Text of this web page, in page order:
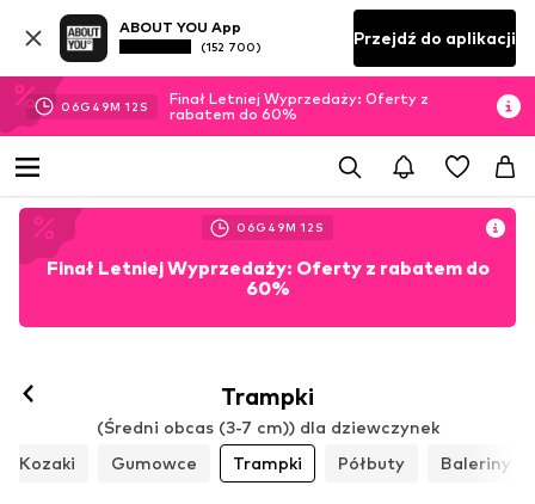
ABOUT YOU App
(152 700) Przejdź do aplikacji
06G 49M 10 S
Finał Letniej Wyprzedaży: Oferty z
rabatem do 60%
06G 49M 10 S
Finał Letniej Wyprzedaży: Oferty z rabatem do
60%
Trampki
(Średni obcas (3-7 cm)) dla dziewczynek
Kozaki
Gumowce Trampki Półbuty Baleriny